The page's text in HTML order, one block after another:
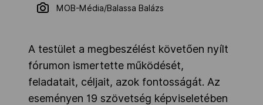
MOB-Média/Balassa Balázs
A testület a megbeszélést követően nyílt
fórumon ismertette működését,
feladatait, céljait, azok fontosságát. Az
eseményen 19 szövetség képviseletében